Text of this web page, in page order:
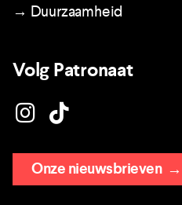
→ Duurzaamheid
Volg Patronaat
Onze nieuwsbrieven→